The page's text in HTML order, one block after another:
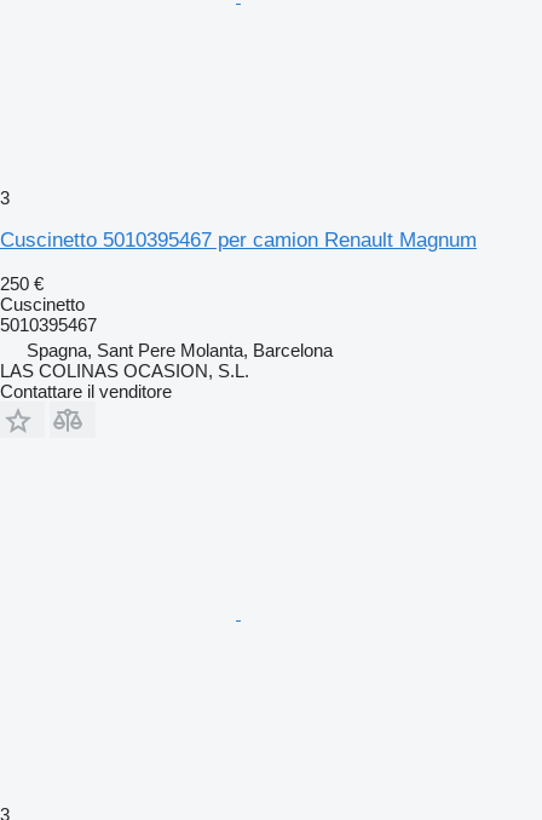
3
Cuscinetto 5010395467 per camion Renault Magnum
250 €
Cuscinetto
5010395467
Spagna, Sant Pere Molanta, Barcelona
LAS COLINAS OCASION, S.L.
Contattare il venditore
3